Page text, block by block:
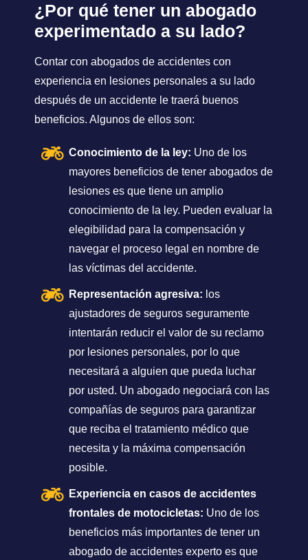
¿Por qué tener un abogado
experimentado a su lado?
Contar con abogados de accidentes con
experiencia en lesiones personales a su lado
después de un accidente le traerá buenos
beneficios. Algunos de ellos son:
Conocimiento de la ley: Uno de los
mayores beneficios de tener abogados de
lesiones es que tiene un amplio
conocimiento de la ley. Pueden evaluar la
elegibilidad para la compensación y
navegar el proceso legal en nombre de
las víctimas del accidente.
Representación agresiva: los
ajustadores de seguros seguramente
intentarán reducir el valor de su reclamo
por lesiones personales, por lo que
necesitará a alguien que pueda luchar
por usted. Un abogado negociará con las
compañías de seguros para garantizar
que reciba el tratamiento médico que
necesita y la máxima compensación
posible.
Experiencia en casos de accidentes
frontales de motocicletas: Uno de los
beneficios más importantes de tener un
abogado de accidentes experto es que